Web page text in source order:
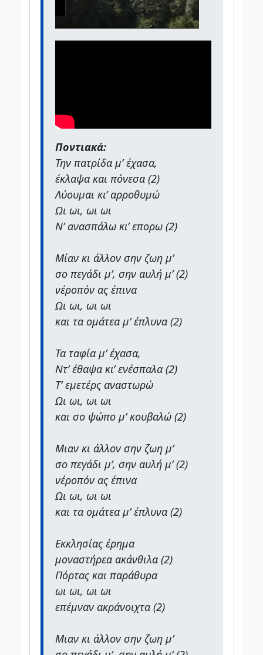
Ποντιακά:
Την πατρίδα μ’ έχασα,
έκλαψα και πόνεσα (2)
Λύουμαι κι’ αρροθυμώ
Ωι ωι, ωι ωι
Ν’ ανασπάλω κι’ επορω (2)
Μίαν κι άλλον σην ζωη μ’
σο πεγάδι μ’, σην αυλή μ’ (2)
νέροπόν ας έπινα
Ωι ωι, ωι ωι
και τα ομάτεα μ’ έπλυνα (2)
Τα ταφία μ’ έχασα,
Ντ’ έθαψα κι’ ενέσπαλα (2)
Τ’ εμετέρς αναστωρώ
Ωι ωι, ωι ωι
και σο ψώπο μ’ κουβαλώ (2)
Μιαν κι άλλον σην ζωη μ’
σο πεγάδι μ’, σην αυλή μ’ (2)
νέροπόν ας έπινα
Ωι ωι, ωι ωι
και τα ομάτεα μ’ έπλυνα (2)
Εκκλησίας έρημα
μοναστήρεα ακάνθιλα (2)
Πόρτας και παράθυρα
ωι ωι, ωι ωι
επέμναν ακράνοιχτα (2)
Μιαν κι άλλον σην ζωη μ’